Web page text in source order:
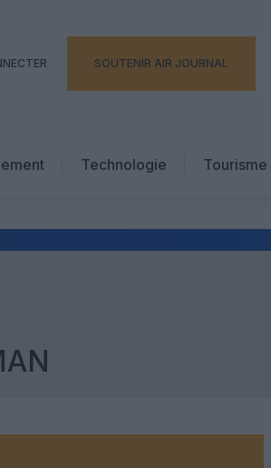
SOUTENIR AIR JOURNAL
Technologie
Tourisme
Hôtellerie